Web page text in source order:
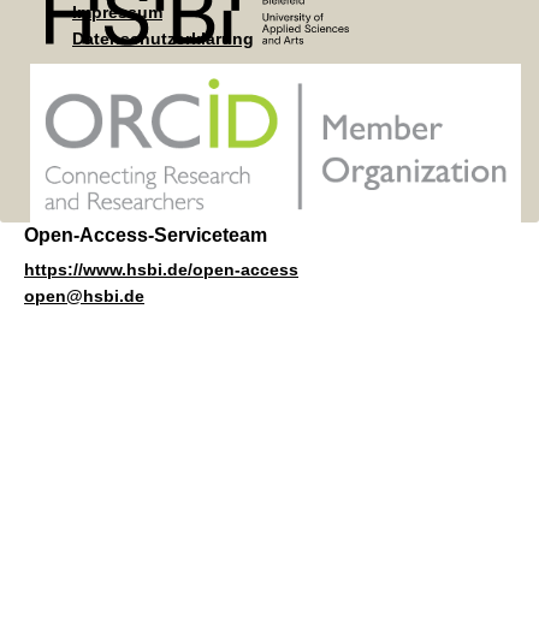
Impressum
Datenschutzerklärung
Open-Access-Serviceteam
https://www.hsbi.de/open-access
open@hsbi.de